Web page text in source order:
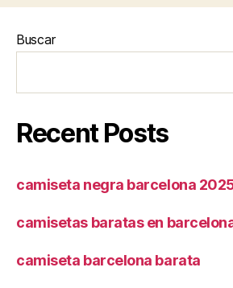
Buscar
Recent Posts
camiseta negra barcelona
camisetas baratas en
camiseta barcelona barata